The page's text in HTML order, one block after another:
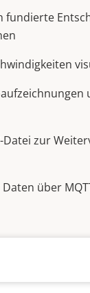
fundierte
Datei zur
über